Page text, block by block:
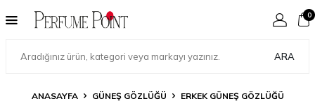
ARA
0
ANASAYFA GÜNEŞ GÖZLÜĞÜ
ERKEK GÜNEŞ GÖZLÜĞÜ